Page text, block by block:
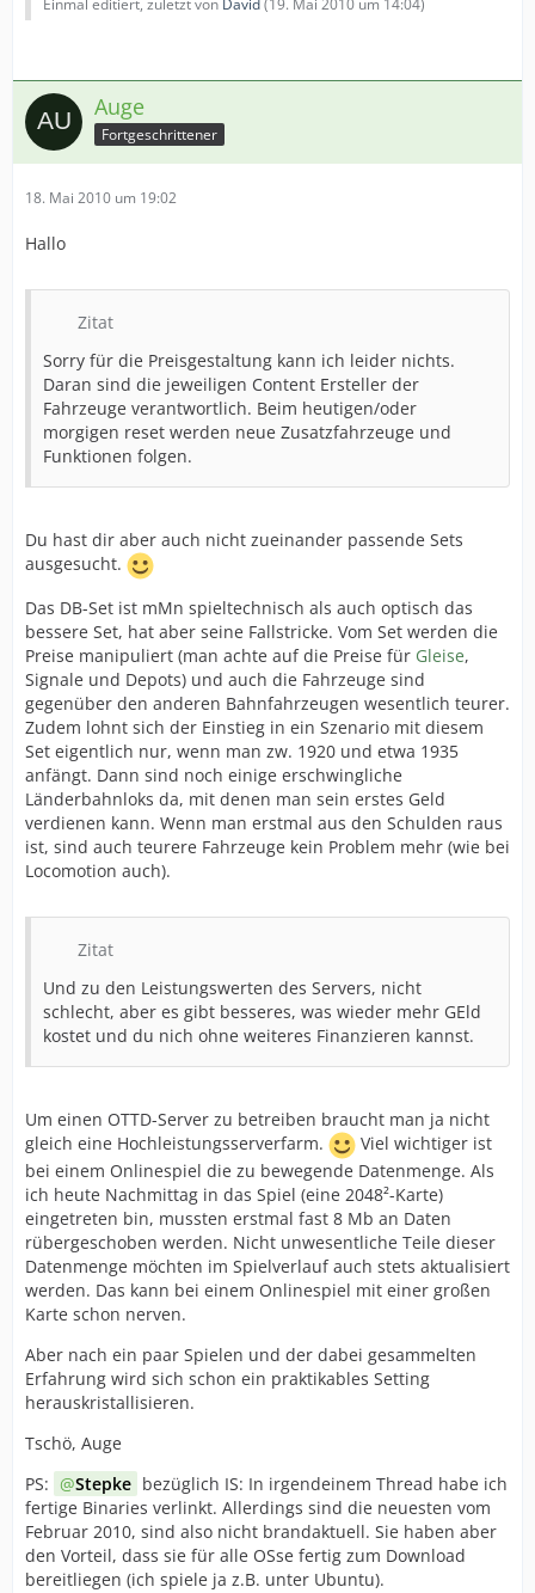
Einmal editiert, zuletzt von David(19. Mai 2010 um 14:04)
Auge
Fortgeschrittener
18. Mai 2010 um 19:02
Hallo
Zitat
Sorry für die Preisgestaltung kann ich leider nichts.
Daran sind die jeweiligen Content Ersteller der
Fahrzeuge verantwortlich. Beim heutigen/oder
morgigen reset werden neue Zusatzfahrzeuge und
Funktionen folgen.
Du hast dir aber auch nicht zueinander passende Sets
ausgesucht.
Das DB-Set ist mMn spieltechnisch als auch optisch das
bessere Set, hat aber seine Fallstricke. Vom Set werden die
Preise manipuliert (man achte auf die Preise für Gleise,
Signale und Depots) und auch die Fahrzeuge sind
gegenüber den anderen Bahnfahrzeugen wesentlich teurer.
Zudem lohnt sich der Einstieg in ein Szenario mit diesem
Set eigentlich nur, wenn man zw. 1920 und etwa 1935
anfängt. Dann sind noch einige erschwingliche
Länderbahnloks da, mit denen man sein erstes Geld
verdienen kann. Wenn man erstmal aus den Schulden raus
ist, sind auch teurere Fahrzeuge kein Problem mehr (wie bei
Locomotion auch).
Zitat
Und zu den Leistungswerten des Servers, nicht
schlecht, aber es gibt besseres, was wieder mehr GEld
kostet und du nich ohne weiteres Finanzieren kannst.
Um einen OTTD-Server zu betreiben braucht man ja nicht
gleich eine Hochleistungsserverfarm.
Viel wichtiger ist
bei einem Onlinespiel die zu bewegende Datenmenge. Als
ich heute Nachmittag in das Spiel (eine 2048²-Karte)
eingetreten bin, mussten erstmal fast 8 Mb an Daten
rübergeschoben werden. Nicht unwesentliche Teile dieser
Datenmenge möchten im Spielverlauf auch stets aktualisiert
werden. Das kann bei einem Onlinespiel mit einer großen
Karte schon nerven.
Aber nach ein paar Spielen und der dabei gesammelten
Erfahrung wird sich schon ein praktikables Setting
herauskristallisieren.
Tschö, Auge
PS:
Stepke bezüglich IS: In irgendeinem Thread habe ich
fertige Binaries verlinkt. Allerdings sind die neuesten vom
Februar 2010, sind also nicht brandaktuell. Sie haben aber
den Vorteil, dass sie für alle OSse fertig zum Download
bereitliegen (ich spiele ja z.B. unter Ubuntu).